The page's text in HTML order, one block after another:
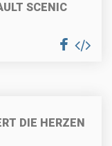
SCENIC
DIE HERZEN